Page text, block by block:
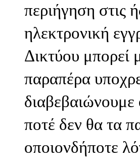
περιήγηση στις
ηλεκτρονική
Δικτύου μπορεί
παραπέρα
ποτέ δεν θα τα
οποιονδήποτε